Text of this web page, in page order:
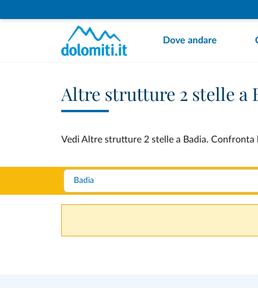
Dove andare
Altre strutture 2 stelle a
Vedi Altre strutture 2 stelle a Badia.